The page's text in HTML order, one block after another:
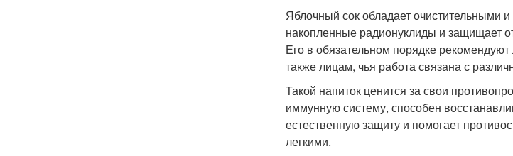
Яблочный сок обладает очистительными
накопленные радионуклиды и защищает
Его в обязательном порядке
также лицам, чья работа связана с
Такой напиток ценится за свои
иммунную систему, способен
естественную защиту и помогает
легкими.